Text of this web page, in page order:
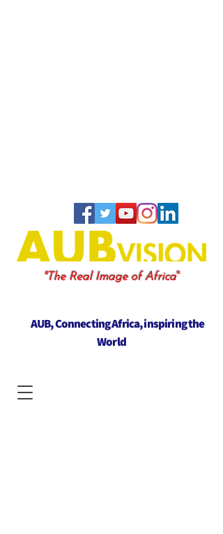
"The Real Image of Africa"
AUB, Connecting Africa, inspiring the
World